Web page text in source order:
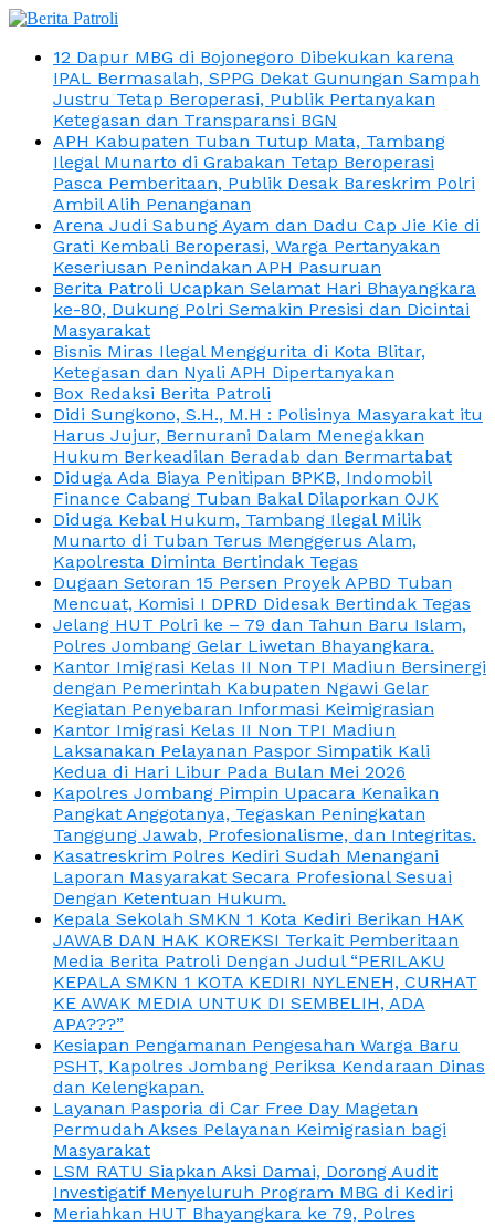
12 Dapur MBG di Bojonegoro Dibekukan karena
IPAL Bermasalah, SPPG Dekat Gunungan Sampah
Justru Tetap Beroperasi, Publik Pertanyakan
Ketegasan dan Transparansi BGN
APH Kabupaten Tuban Tutup Mata, Tambang
Ilegal Munarto di Grabakan Tetap Beroperasi
Pasca Pemberitaan, Publik Desak Bareskrim Polri
Ambil Alih Penanganan
Arena Judi Sabung Ayam dan Dadu Cap Jie Kie di
Grati Kembali Beroperasi, Warga Pertanyakan
Keseriusan Penindakan APH Pasuruan
Berita Patroli Ucapkan Selamat Hari Bhayangkara
ke-80, Dukung Polri Semakin Presisi dan Dicintai
Masyarakat
Bisnis Miras Ilegal Menggurita di Kota Blitar,
Ketegasan dan Nyali APH Dipertanyakan
Box Redaksi Berita Patroli
Didi Sungkono, S.H., M.H : Polisinya Masyarakat itu
Harus Jujur, Bernurani Dalam Menegakkan
Hukum Berkeadilan Beradab dan Bermartabat
Diduga Ada Biaya Penitipan BPKB, Indomobil
Finance Cabang Tuban Bakal Dilaporkan OJK
Diduga Kebal Hukum, Tambang Ilegal Milik
Munarto di Tuban Terus Menggerus Alam,
Kapolresta Diminta Bertindak Tegas
Dugaan Setoran 15 Persen Proyek APBD Tuban
Mencuat, Komisi I DPRD Didesak Bertindak Tegas
Jelang HUT Polri ke – 79 dan Tahun Baru Islam,
Polres Jombang Gelar Liwetan Bhayangkara.
Kantor Imigrasi Kelas II Non TPI Madiun Bersinergi
dengan Pemerintah Kabupaten Ngawi Gelar
Kegiatan Penyebaran Informasi Keimigrasian
Kantor Imigrasi Kelas II Non TPI Madiun
Laksanakan Pelayanan Paspor Simpatik Kali
Kedua di Hari Libur Pada Bulan Mei 2026
Kapolres Jombang Pimpin Upacara Kenaikan
Pangkat Anggotanya, Tegaskan Peningkatan
Tanggung Jawab, Profesionalisme, dan Integritas.
Kasatreskrim Polres Kediri Sudah Menangani
Laporan Masyarakat Secara Profesional Sesuai
Dengan Ketentuan Hukum.
Kepala Sekolah SMKN 1 Kota Kediri Berikan HAK
JAWAB DAN HAK KOREKSI Terkait Pemberitaan
Media Berita Patroli Dengan Judul “PERILAKU
KEPALA SMKN 1 KOTA KEDIRI NYLENEH, CURHAT
KE AWAK MEDIA UNTUK DI SEMBELIH, ADA
APA???”
Kesiapan Pengamanan Pengesahan Warga Baru
PSHT, Kapolres Jombang Periksa Kendaraan Dinas
dan Kelengkapan.
Layanan Pasporia di Car Free Day Magetan
Permudah Akses Pelayanan Keimigrasian bagi
Masyarakat
LSM RATU Siapkan Aksi Damai, Dorong Audit
Investigatif Menyeluruh Program MBG di Kediri
Meriahkan HUT Bhayangkara ke 79, Polres